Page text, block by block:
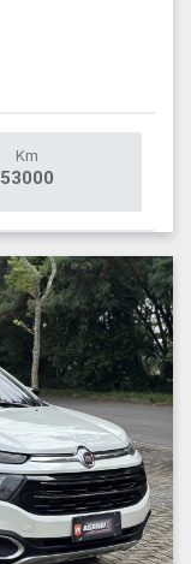
Km
53000